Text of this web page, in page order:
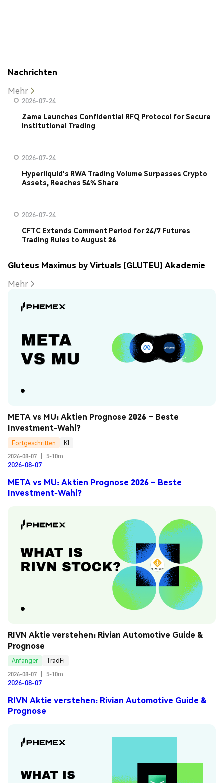
Nachrichten
Mehr
2026-07-24
Zama Launches Confidential RFQ Protocol for Secure
Institutional Trading
2026-07-24
Hyperliquid's RWA Trading Volume Surpasses Crypto
Assets, Reaches 54% Share
2026-07-24
CFTC Extends Comment Period for 24/7 Futures
Trading Rules to August 26
Gluteus Maximus by Virtuals (GLUTEU) Akademie
Mehr
META vs MU: Aktien Prognose 2026 – Beste
Investment-Wahl?
Fortgeschritten
KI
2026-08-07
5-10m
2026-08-07
META vs MU: Aktien Prognose 2026 – Beste
Investment-Wahl?
RIVN Aktie verstehen: Rivian Automotive Guide &
Prognose
Anfänger
TradFi
2026-08-07
5-10m
2026-08-07
RIVN Aktie verstehen: Rivian Automotive Guide &
Prognose